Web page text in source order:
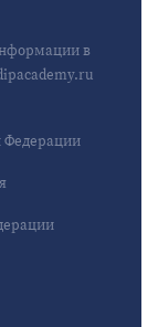
в
Федерации